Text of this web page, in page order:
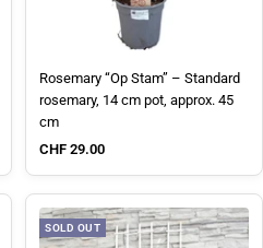
Rosemary “Op Stam” – Standard
rosemary, 14 cm pot, approx. 45
cm
Sale price
CHF 29.00
SOLD OUT